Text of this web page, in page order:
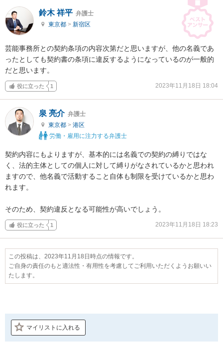
鈴木 祥平 弁護士
東京都 > 新宿区
芸能事務所との契約条項の内容次第だと思いますが、他の名義であ
ったとしても契約書の条項に違反するようになっているのが一般的
だと思います。
役に立った 1 2023年11月18日 18:04
泉 亮介 弁護士
東京都 > 港区
労働・雇用に注力する弁護士
契約内容にもよりますが、基本的には名義での契約の縛りではな
く、法的主体としての個人に対して縛りがなされているかと思われ
ますので、他名義で活動すること自体も制限を受けているかと思わ
れます。
そのため、契約違反となる可能性が高いでしょう。
役に立った 1 2023年11月18日 18:23
この投稿は、2023年11月18日時点の情報です。
ご自身の責任のもと適法性・有用性を考慮してご利用いただくようお願いい
たします。
マイリストに入れる